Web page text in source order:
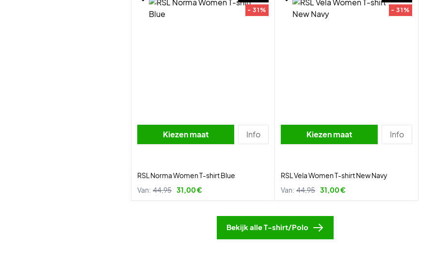
- 31%
Kiezen maat Info
RSL Norma Women T-shirt Blue
Van: 44,95 31,00 €
- 31%
Kiezen maat Info
RSL Vela Women T-shirt New Navy
Van: 44,95 31,00 €
Bekijk alle T-shirt/Polo